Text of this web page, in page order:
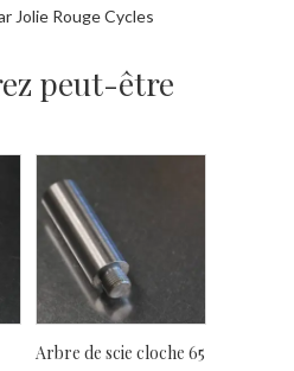
Jolie Rouge Cycles
peut-être
Arbre de scie cloche 65